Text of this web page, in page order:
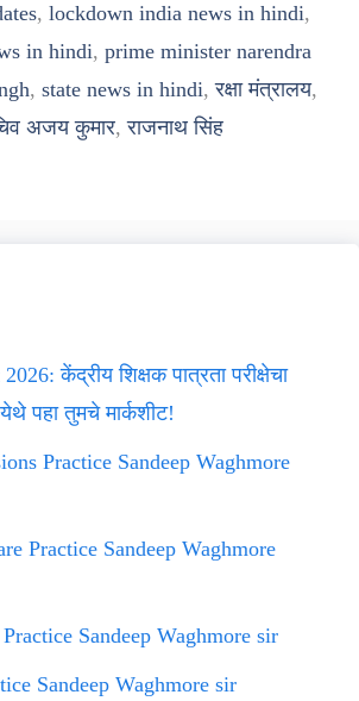
, lockdown india news in hindi,
in hindi, prime minister narendra
, state news in hindi,रक्षा मंत्रालय,
अजय कुमार,राजनाथ सिंह
केंद्रीय शिक्षक पात्रता परीक्षेचा
पहा तुमचे मार्कशीट!
Practice Sandeep Waghmore
Practice Sandeep Waghmore
Sandeep Waghmore sir
Sandeep Waghmore sir